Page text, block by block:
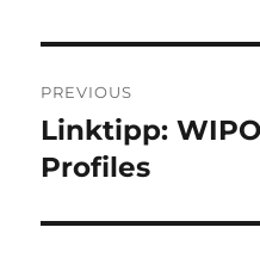
navigation
PREVIOUS
Previous
post:
Linktipp:
Profiles